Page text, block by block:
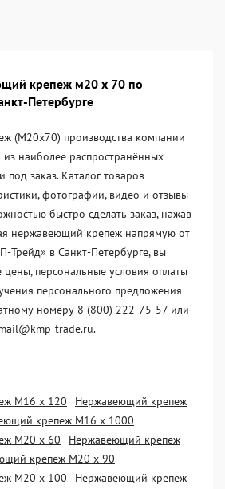
крепеж м20 х 70 по
Петербурге
(М20х70) производства компании
наиболее распространённых
под заказ. Каталог товаров
фотографии, видео и отзывы
быстро сделать заказ, нажав
нержавеющий крепеж напрямую от
Трейд» в Санкт-Петербурге, вы
цены, персональные условия оплаты
персонального предложения
номеру 8 (800) 222-75-57 или
trade.ru.
М16 х 120
Нержавеющий крепеж
крепеж М16 х 1000
М20 х 60
Нержавеющий крепеж
крепеж М20 х 90
М20 х 100
Нержавеющий крепеж